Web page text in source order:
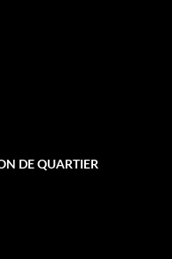
DE QUARTIER